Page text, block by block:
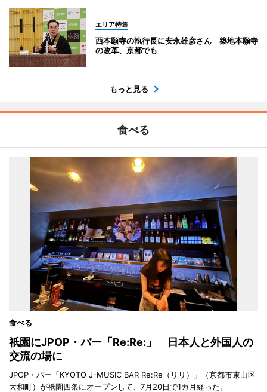
エリア特集
西本願寺の執行長に安永雄彦さん 築地本願寺
の改革、京都でも
もっと見る
食べる
食べる
祇園にJPOP・バー「Re:Re:」 日本人と外国人の
交流の場に
JPOP・バー「KYOTO J-MUSIC BAR Re:Re（リリ）」（京都市東山区
大和町）が祇園四条にオープンして、7月20日で1カ月経った。